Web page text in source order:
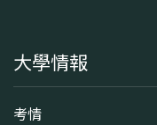
大學情報
考情